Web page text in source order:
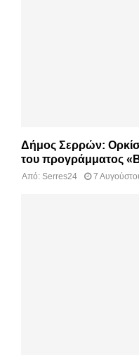
Δήμος Σερρών:
του προγράμματος
Από: Serres24 7